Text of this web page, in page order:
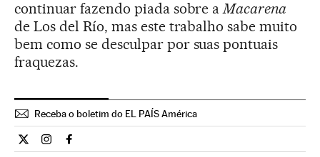
continuar fazendo piada sobre aMacarena
de Los del Río, mas este trabalho sabe muito
bem como se desculpar por suas pontuais
fraquezas.
Receba o boletim do EL PAÍS América
Cultura El País Brasil en Twitter
Cultura El País Brasil en Instagram
Cultura El País Brasil en Facebook